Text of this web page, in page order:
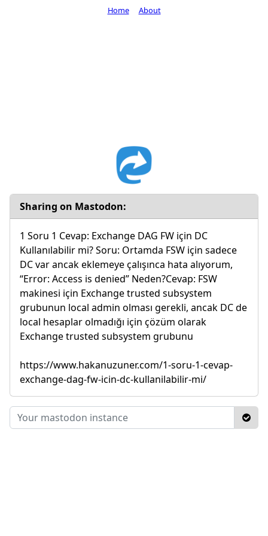
Sharing on Mastodon:
1 Soru 1 Cevap: Exchange DAG FW için DC
Kullanılabilir mi? Soru: Ortamda FSW için sadece
DC var ancak eklemeye çalışınca hata alıyorum,
“Error: Access is denied” Neden?Cevap: FSW
makinesi için Exchange trusted subsystem
grubunun local admin olması gerekli, ancak DC de
local hesaplar olmadığı için çözüm olarak
Exchange trusted subsystem grubunu
https://www.hakanuzuner.com/1-soru-1-cevap-
exchange-dag-fw-icin-dc-kullanilabilir-mi/
Home About